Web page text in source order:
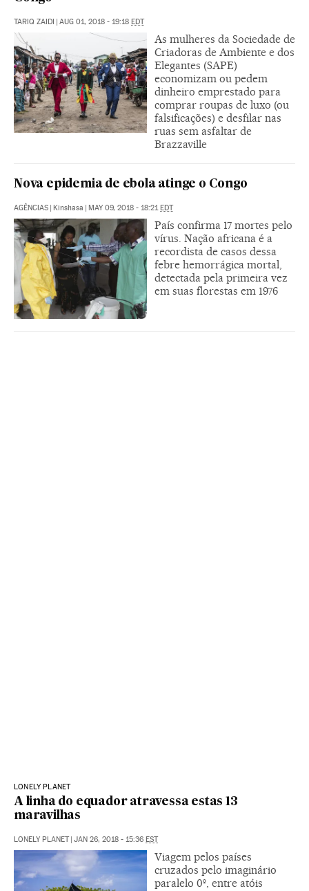
TARIQ ZAIDI | AUG 01, 2018 - 19:18 EDT
As mulheres da Sociedade de
Criadoras de Ambiente e dos
Elegantes (SAPE)
economizam ou pedem
dinheiro emprestado para
comprar roupas de luxo (ou
falsificações) e desfilar nas
ruas sem asfaltar de
Brazzaville
Nova epidemia de ebola atinge o Congo
AGÊNCIAS | Kinshasa | MAY 09, 2018 - 18:21EDT
País confirma 17 mortes pelo
vírus. Nação africana é a
recordista de casos dessa
febre hemorrágica mortal,
detectada pela primeira vez
em suas florestas em 1976
LONELY PLANET
A linha do equador atravessa estas 13
maravilhas
LONELY PLANET | JAN 26, 2018 - 15:36 EST
Viagem pelos países
cruzados pelo imaginário
paralelo 0º, entre atóis